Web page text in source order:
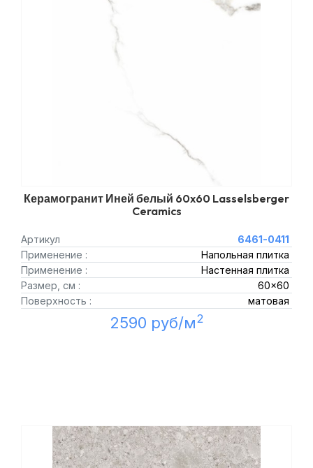
Керамогранит Иней белый 60x60 Lasselsberger
Ceramics
Артикул
6461-0411
Применение :
Напольная плитка
Применение :
Настенная плитка
Размер, см :
60x60
Поверхность :
матовая
2590 руб/м2